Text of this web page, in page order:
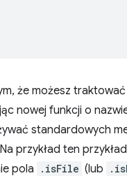
że możesz
nowej funkcji o
standardowych
przykład ten
pola
.isFile (lub